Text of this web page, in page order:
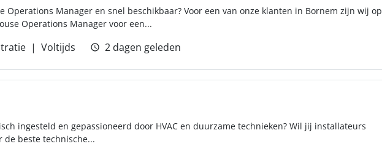
Operations Manager en snel beschikbaar? Voor een van onze klanten in Bornem zijn wij op
Operations Manager voor een...
Voltijds 2 dagen geleden
ingesteld en gepassioneerd door HVAC en duurzame technieken? Wil jij installateurs
de beste technische...